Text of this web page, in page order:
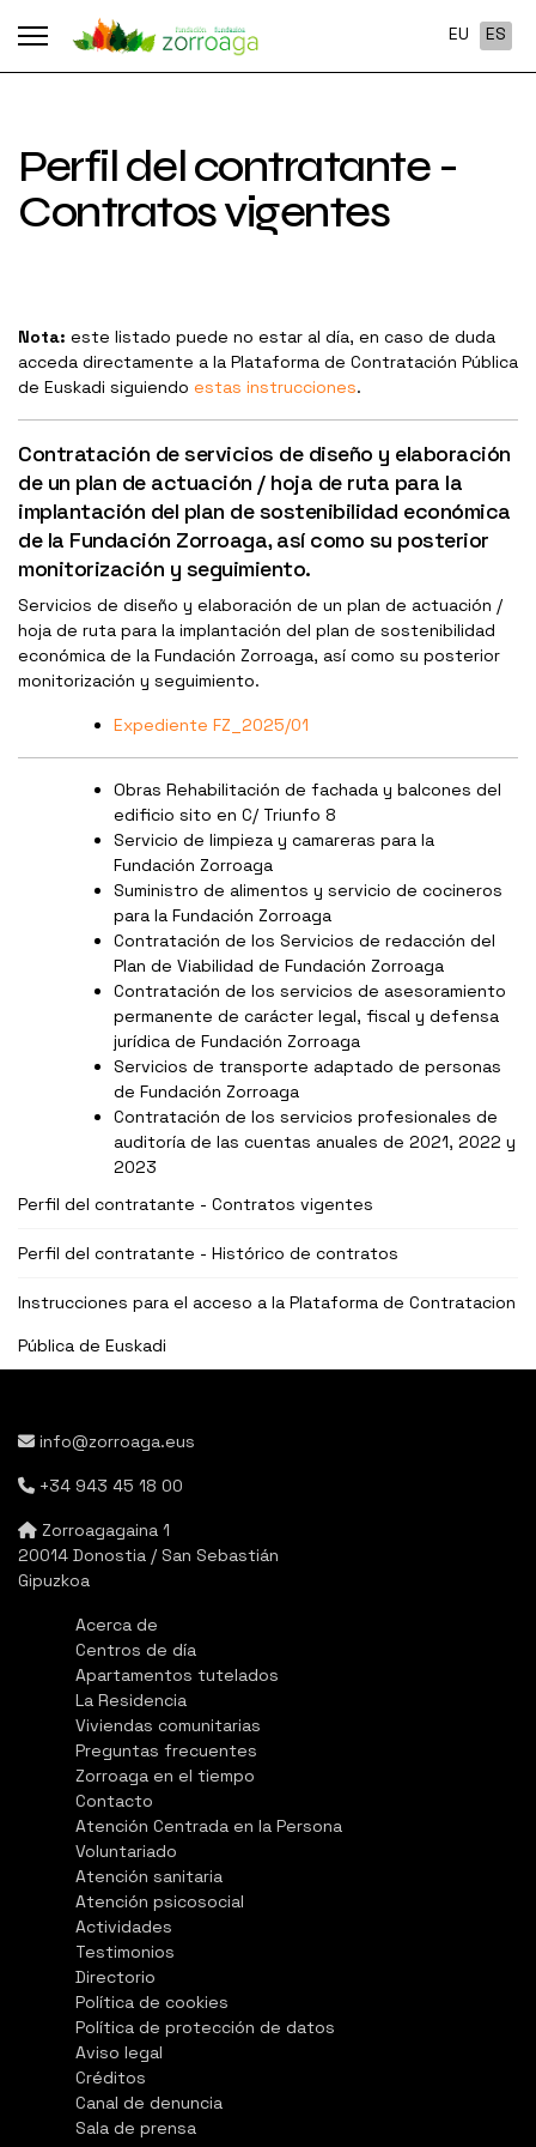
EU ES
Perfil del contratante -
Contratos vigentes
Nota: este listado puede no estar al día, en caso de duda
acceda directamente a la Plataforma de Contratación Pública
de Euskadi siguiendo estas instrucciones.
Contratación de servicios de diseño y elaboración
de un plan de actuación / hoja de ruta para la
implantación del plan de sostenibilidad económica
de la Fundación Zorroaga, así como su posterior
monitorización y seguimiento.
Servicios de diseño y elaboración de un plan de actuación /
hoja de ruta para la implantación del plan de sostenibilidad
económica de la Fundación Zorroaga, así como su posterior
monitorización y seguimiento.
Expediente FZ_2025/01
Obras Rehabilitación de fachada y balcones del
edificio sito en C/ Triunfo 8
Servicio de limpieza y camareras para la
Fundación Zorroaga
Suministro de alimentos y servicio de cocineros
para la Fundación Zorroaga
Contratación de los Servicios de redacción del
Plan de Viabilidad de Fundación Zorroaga
Contratación de los servicios de asesoramiento
permanente de carácter legal, fiscal y defensa
jurídica de Fundación Zorroaga
Servicios de transporte adaptado de personas
de Fundación Zorroaga
Contratación de los servicios profesionales de
auditoría de las cuentas anuales de 2021, 2022 y
2023
Perfil del contratante - Contratos vigentes
Perfil del contratante - Histórico de contratos
Instrucciones para el acceso a la Plataforma de Contratacion
Pública de Euskadi
info@zorroaga.eus
+34 943 45 18 00
Zorroagagaina 1
20014 Donostia / San Sebastián
Gipuzkoa
Acerca de
Centros de día
Apartamentos tutelados
La Residencia
Viviendas comunitarias
Preguntas frecuentes
Zorroaga en el tiempo
Contacto
Atención Centrada en la Persona
Voluntariado
Atención sanitaria
Atención psicosocial
Actividades
Testimonios
Directorio
Política de cookies
Política de protección de datos
Aviso legal
Créditos
Canal de denuncia
Sala de prensa